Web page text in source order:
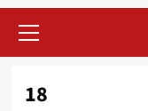
Menu
18